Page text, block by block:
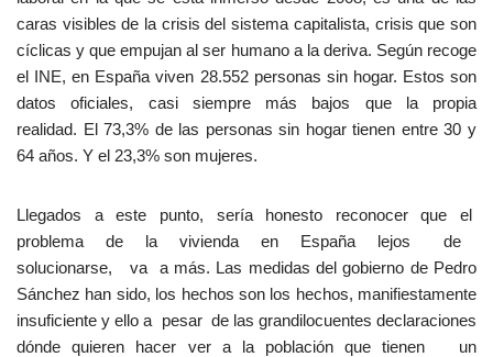
caras visibles de la crisis del sistema capitalista, crisis que son
cíclicas y que empujan al ser humano a la deriva. Según recoge
el INE, en España viven 28.552 personas sin hogar. Estos son
datos oficiales, casi siempre más bajos que la propia
realidad. El 73,3% de las personas sin hogar tienen entre 30 y
64 años. Y el 23,3% son mujeres.
Llegados a este punto, sería honesto reconocer que el
problema de la vivienda en España lejos de
solucionarse, va a más. Las medidas del gobierno de Pedro
Sánchez han sido, los hechos son los hechos, manifiestamente
insuficiente y ello a pesar de las grandilocuentes declaraciones
dónde quieren hacer ver a la población que tienen un